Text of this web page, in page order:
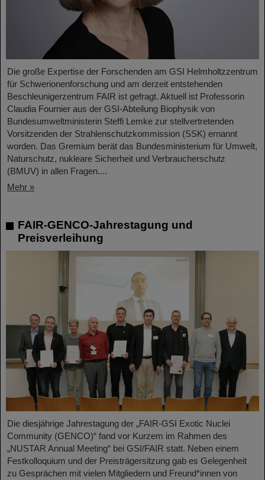
Die große Expertise der Forschenden am GSI Helmholtzzentrum
für Schwerionenforschung und am derzeit entstehenden
Beschleunigerzentrum FAIR ist gefragt. Aktuell ist Professorin
Claudia Fournier aus der GSI-Abteilung Biophysik von
Bundesumweltministerin Steffi Lemke zur stellvertretenden
Vorsitzenden der Strahlenschutzkommission (SSK) ernannt
worden. Das Gremium berät das Bundesministerium für Umwelt,
Naturschutz, nukleare Sicherheit und Verbraucherschutz
(BMUV) in allen Fragen....
Mehr »
FAIR-GENCO-Jahrestagung und
Preisverleihung
Die diesjährige Jahrestagung der „FAIR-GSI Exotic Nuclei
Community (GENCO)“ fand vor Kurzem im Rahmen des
„NUSTAR Annual Meeting“ bei GSI/FAIR statt. Neben einem
Festkolloquium und der Preisträgersitzung gab es Gelegenheit
zu Gesprächen mit vielen Mitgliedern und Freund*innen von